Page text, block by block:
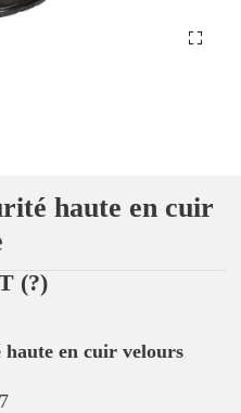
haute en cuir
(?)
haute en cuir velours